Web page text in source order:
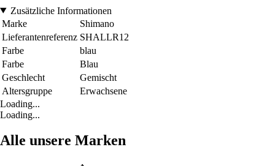
Zusätzliche Informationen
Marke
Shimano
Lieferantenreferenz SHALLR12
Farbe
blau
Farbe
Blau
Geschlecht
Gemischt
Altersgruppe
Erwachsene
Loading...
Loading...
Alle unsere Marken